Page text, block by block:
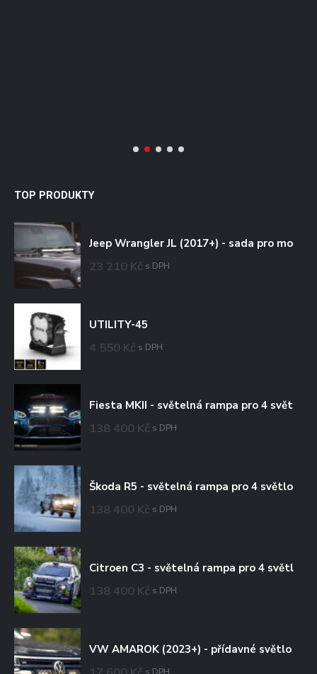
TOP PRODUKTY
23 210 Kč s DPH
UTILITY-45
4 550 Kč s DPH
138 400 Kč s DPH
138 400 Kč s DPH
138 400 Kč s DPH
s DPH